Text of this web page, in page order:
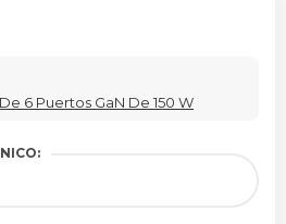
6 Puertos GaN De 150 W